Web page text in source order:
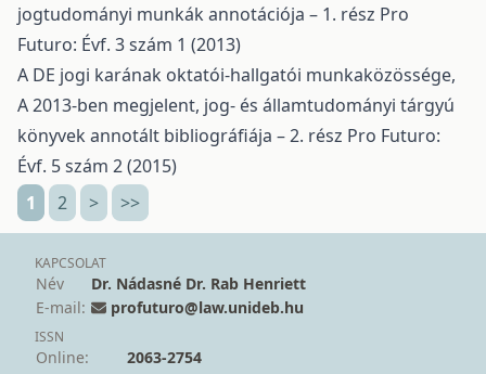
jogtudományi munkák annotációja – 1. rész Pro
Futuro: Évf. 3 szám 1 (2013)
A DE jogi karának oktatói-hallgatói munkaközössége,
A 2013-ben megjelent, jog- és államtudományi tárgyú
könyvek annotált bibliográfiája – 2. rész Pro Futuro:
Évf. 5 szám 2 (2015)
1
2 > >>
KAPCSOLAT
Név
Dr. Nádasné Dr. Rab Henriett
E-mail:
profuturo@law.unideb.hu
ISSN
Online:
2063-2754